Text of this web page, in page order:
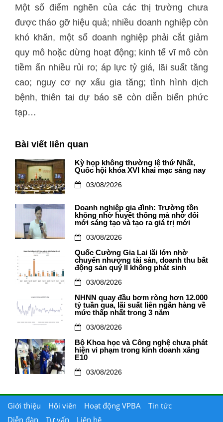
Một số điểm nghẽn của các thị trường chưa
được tháo gỡ hiệu quả; nhiều doanh nghiệp còn
khó khăn, một số doanh nghiệp phải cắt giảm
quy mô hoặc dừng hoạt động; kinh tế vĩ mô còn
tiềm ẩn nhiều rủi ro; áp lực tỷ giá, lãi suất tăng
cao; nguy cơ nợ xấu gia tăng; tình hình dịch
bệnh, thiên tai dự báo sẽ còn diễn biến phức
tạp…
Bài viết liên quan
Kỳ họp không thường lệ thứ Nhất,
Quốc hội khóa XVI khai mạc sáng nay
03/08/2026
Doanh nghiệp gia đình: Trường tồn
không nhờ huyết thống mà nhờ đổi
mới sáng tạo và tạo ra giá trị mới
03/08/2026
Quốc Cường Gia Lai lãi lớn nhờ
chuyển nhượng tài sản, doanh thu bất
động sản quý II không phát sinh
03/08/2026
NHNN quay đầu bơm ròng hơn 12.000
tỷ tuần qua, lãi suất liên ngân hàng về
mức thấp nhất trong 3 năm
03/08/2026
Bộ Khoa học và Công nghệ chưa phát
hiện vi phạm trong kinh doanh xăng
E10
03/08/2026
Giới thiệu Hội viên Hoạt động VPBA
Tin tức
Diễn đàn
Tư vấn Liên hệ